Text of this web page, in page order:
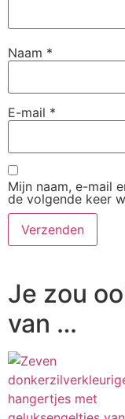
Naam *
E-mail *
Mijn naam, e-mail
de volgende keer
Je zou
van …